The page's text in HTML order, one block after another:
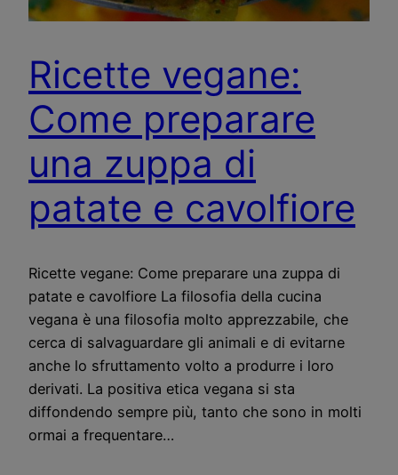
Ricette vegane:
Come preparare
una zuppa di
patate e cavolfiore
Ricette vegane: Come preparare una zuppa di
patate e cavolfiore La filosofia della cucina
vegana è una filosofia molto apprezzabile, che
cerca di salvaguardare gli animali e di evitarne
anche lo sfruttamento volto a produrre i loro
derivati. La positiva etica vegana si sta
diffondendo sempre più, tanto che sono in molti
ormai a frequentare…